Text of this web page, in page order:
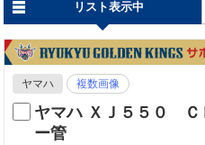
リスト表示中
ヤマハ 複数画像
ヤマハ ＸＪ５５０
ー管